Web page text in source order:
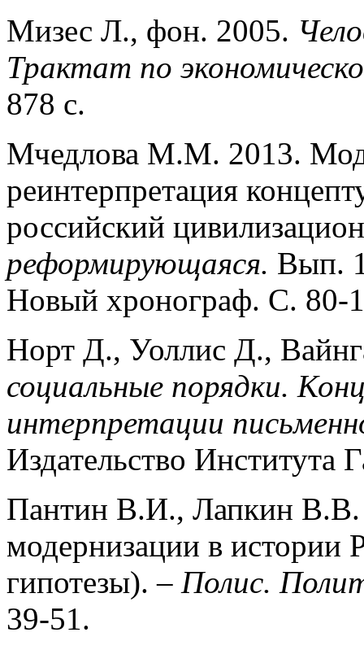
Мизес Л., фон. 2005.
Трактат по
878 с.
Мчедлова М.М. 2013.
реинтерпретация
российский
реформирую­щаяся. Вып.
Новый хронограф. С. 80-
Норт Д., Уоллис Д.,
социальные порядки.
интерпретации
Издательство Института
Пантин В.И., Лапкин В.В.
модернизации в
гипотезы). – Полис.
39-51.